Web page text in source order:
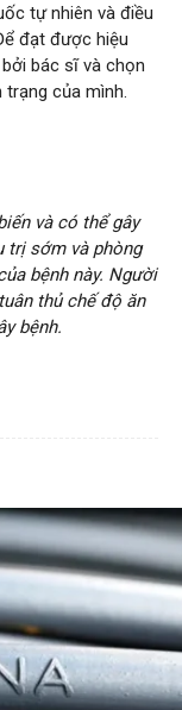
tự nhiên và điều
đạt được hiệu
bác sĩ và chọn
của mình.
và có thể gây
trị sớm và phòng
bệnh này. Người
thủ chế độ ăn
bệnh.